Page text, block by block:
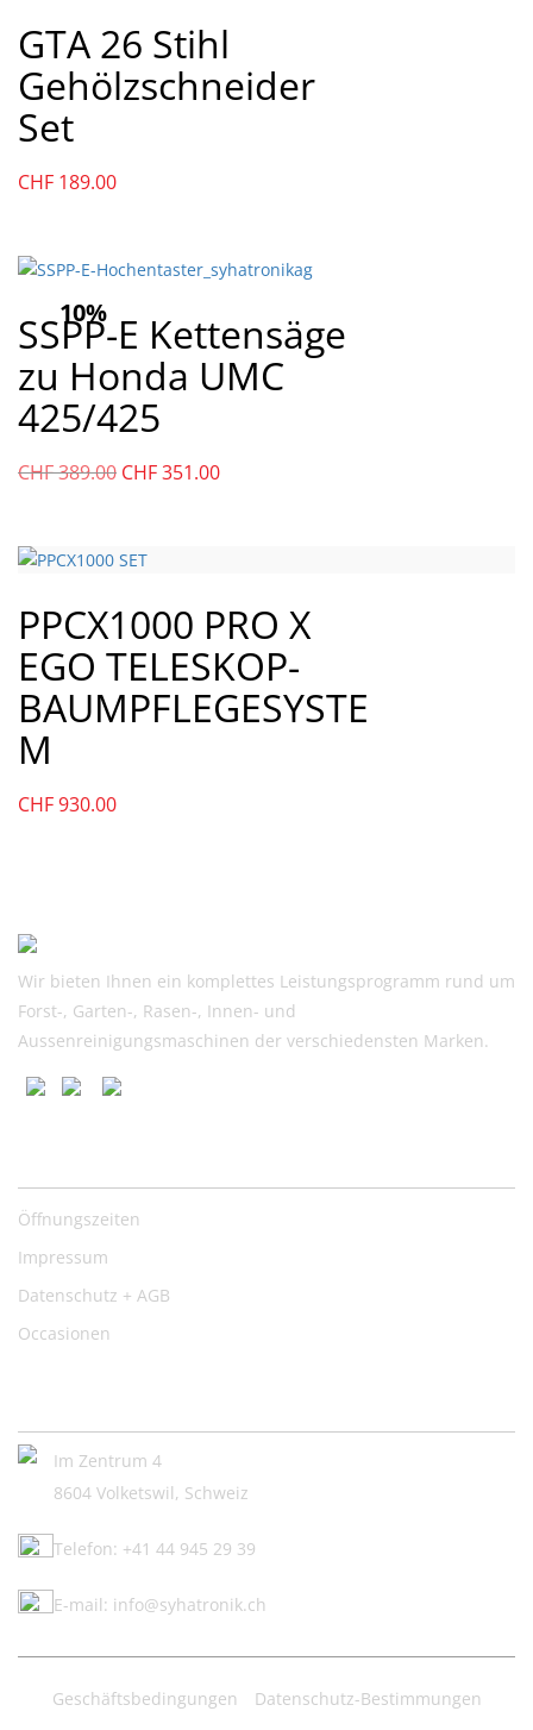
GTA 26 Stihl
Gehölzschneider
Set
CHF 189.00
10%
SSPP-E Kettensäge
zu Honda UMC
425/425
CHF389.00 Ursprünglicher
CHF
CHF351.00Aktueller
PPCX1000 PRO X
EGO TELESKOP-
BAUMPFLEGESYSTE
M
CHF930.00
Wir bieten Ihnen ein komplettes Leistungsprogramm rund um
Forst-, Garten-, Rasen-, Innen- und
Aussenreinigungsmaschinen der verschiedensten Marken.
Öffnungszeiten
Impressum
Datenschutz + AGB
Occasionen
Im Zentrum 4
8604 Volketswil, Schweiz
Telefon: +41 44 945 29 39
E-mail: info@syhatronik.ch
Geschäftsbedingungen Datenschutz-Bestimmungen